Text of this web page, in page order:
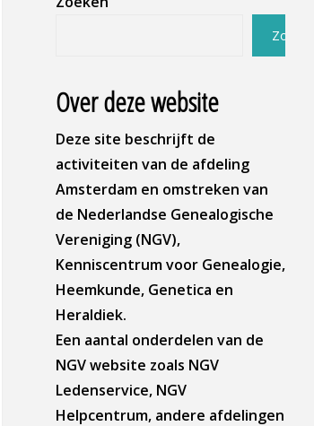
Over deze website
Deze site beschrijft de
activiteiten van de afdeling
Amsterdam en omstreken van
de Nederlandse Genealogische
Vereniging (NGV),
Kenniscentrum voor Genealogie,
Heemkunde, Genetica en
Heraldiek.
Een aantal onderdelen van de
NGV website zoals NGV
Ledenservice, NGV
Helpcentrum, andere afdelingen